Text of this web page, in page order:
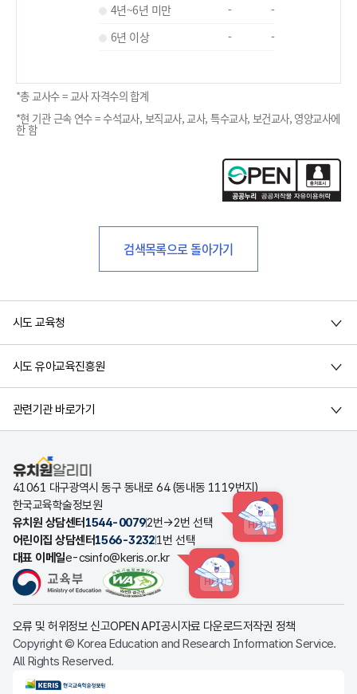
4년~6년 미만
-
-
6년 이상
- -
*총 교사수 = 교사 자격수의 합계
*현 기관 근속 연수 = 수석교사, 보직교사, 교사, 특수교사, 보건교사, 영양교사에
한 함
검색목록으로 돌아가기
시도 교육청
시도 유아교육진흥원
관련기관 바로가기
유치원알리미
41061 대구광역시 동구 동내로 64 (동내동 1119번지)
한국교육학술정보원
유치원 상담센터 1544-00792번→2번 선택 HINT
어린이집 상담센터1566-32321번 선택
대표 이메일e-csinfo@keris.or.kr
HINT
오류 및 허위정보 신고OPEN API공시자료 다운로드저작권 정책
Copyright © Korea Education and Research Information Service.
All Rights Reserved.
KERIS한국교육학술정보원